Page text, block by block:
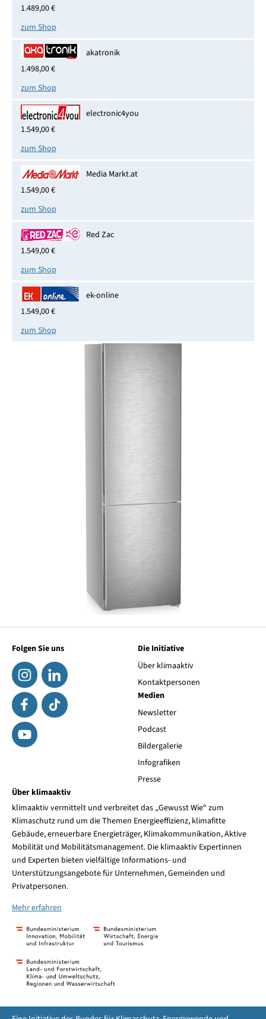
1.489,00 €
zum Shop
akatronik
1.498,00 €
zum Shop
electronic4you
1.549,00 €
zum Shop
Media Markt.at
1.549,00 €
zum Shop
Red Zac
1.549,00 €
zum Shop
ek-online
1.549,00 €
zum Shop
Folgen Sie uns
Die Initiative
Über klimaaktiv
Kontaktpersonen
Medien
Newsletter
Podcast
Bildergalerie
Infografiken
Presse
Über klimaaktiv
klimaaktiv vermittelt und verbreitet das „Gewusst Wie“ zum
Klimaschutz rund um die Themen Energieeffizienz, klimafitte
Gebäude, erneuerbare Energieträger, Klimakommunikation, Aktive
Mobilität und Mobilitätsmanagement. Die klimaaktiv Expertinnen
und Experten bieten vielfältige Informations- und
Unterstützungsangebote für Unternehmen, Gemeinden und
Privatpersonen.
Mehr erfahren